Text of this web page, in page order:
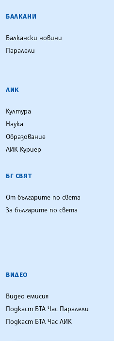
БАЛКАНИ
Балкански новини
Паралели
ЛИК
Култура
Наука
Образование
ЛИК Куриер
БГ СВЯТ
От българите по света
За българите по света
ВИДЕО
Видео емисия
Подкаст БТА Час Паралели
Подкаст БТА Час ЛИК